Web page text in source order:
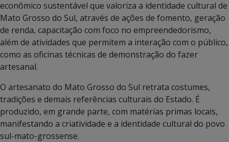
econômico sustentável que valoriza a identidade cultural de
Mato Grosso do Sul, através de ações de fomento, geração
de renda, capacitação com foco no empreendedorismo,
além de atividades que permitem a interação com o público,
como as oficinas técnicas de demonstração do fazer
artesanal.
O artesanato do Mato Grosso do Sul retrata costumes,
tradições e demais referências culturais do Estado. É
produzido, em grande parte, com matérias primas locais,
manifestando a criatividade e a identidade cultural do povo
sul-mato-grossense.